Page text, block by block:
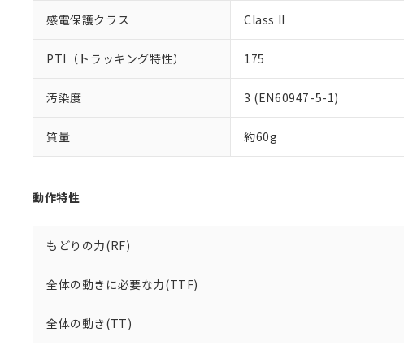
感電保護クラス Class II
PTI（トラッキング特性） 175
汚染度 3 (EN60947-5-1)
質量 約60g
動作特性
もどりの力(RF)
全体の動きに必要な力(TTF)
全体の動き(TT)